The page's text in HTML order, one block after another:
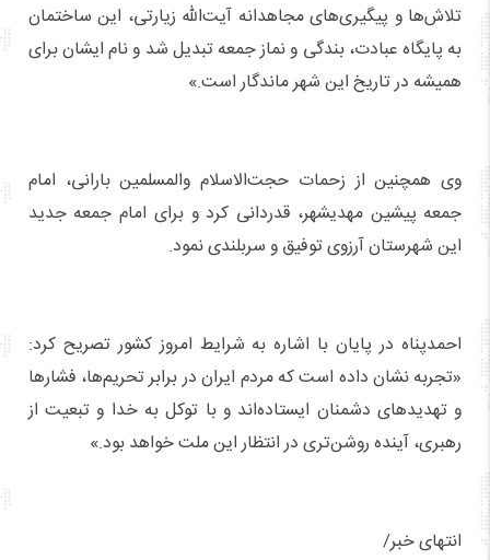
تلاش‌ها و پیگیری‌های مجاهدانه آیت‌الله زیارتی، این ساختمان
به پایگاه عبادت، بندگی و نماز جمعه تبدیل شد و نام ایشان برای
همیشه در تاریخ این شهر ماندگار است.»
وی همچنین از زحمات حجت‌الاسلام والمسلمین بارانی، امام
جمعه پیشین مهدیشهر، قدردانی کرد و برای امام جمعه جدید
این شهرستان آرزوی توفیق و سربلندی نمود.
احمدپناه در پایان با اشاره به شرایط امروز کشور تصریح کرد:
«تجربه نشان داده است که مردم ایران در برابر تحریم‌ها، فشارها
و تهدیدهای دشمنان ایستاده‌اند و با توکل به خدا و تبعیت از
رهبری، آینده روشن‌تری در انتظار این ملت خواهد بود.»
انتهای خبر/